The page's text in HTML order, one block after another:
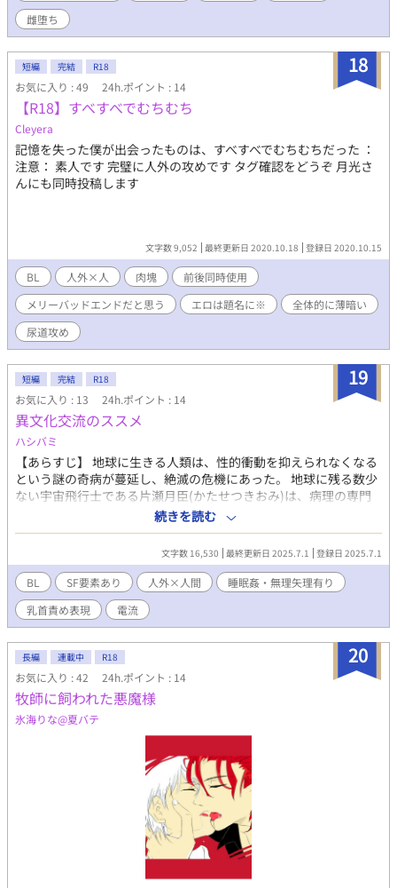
雌堕ち
18
短編 完結 R18
お気に入り : 49 24h.ポイント : 14
【R18】すべすべでむちむち
Cleyera
記憶を失った僕が出会ったものは、すべすべでむちむちだった ：
注意： 素人です 完璧に人外の攻めです タグ確認をどうぞ 月光さ
んにも同時投稿します
文字数 9,052 最終更新日 2020.10.18 登録日 2020.10.15
BL 人外×人 肉塊
前後同時使用
メリーバッドエンドだと思う
エロは題名に※
全体的に薄暗い
尿道攻め
19
短編 完結 R18
お気に入り : 13 24h.ポイント : 14
異文化交流のススメ
ハシバミ
【あらすじ】 地球に生きる人類は、性的衝動を抑えられなくなる
という謎の奇病が蔓延し、絶滅の危機にあった。 地球に残る数少
ない宇宙飛行士である片瀬月臣(かたせつきおみ)は、病理の専門
家であり恩師でもある柾木悠(まさきゆう)の原因究明の結果、奇
病をもたらす原因のウイルスが飛来されていると推察されるネメ
シス星に出立することになる。 ネメシス星への旅は順調であった
が、冷凍睡眠中に宇宙に漂う、知恵あるナノ微粒子が宇宙船に潜
り込み、人間とナノ微粒子が出会ってしまう。 ------ 色々書いてま
すが、人外×人間+睡眠○+寸止め+電流責めなどがあるちょっと
SF風味の話です！
続きを読む
文字数 16,530 最終更新日 2025.7.1 登録日 2025.7.1
BL SF要素あり 人外×人間
睡眠姦・無理矢理有り
乳首責め表現
電流
20
長編 連載中 R18
お気に入り : 42 24h.ポイント : 14
牧師に飼われた悪魔様
氷海りな@夏バテ